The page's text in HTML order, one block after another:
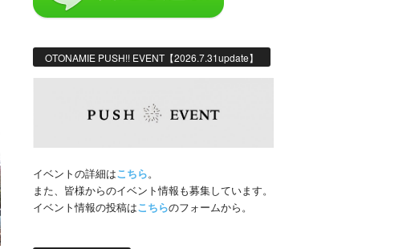
OTONAMIE PUSH!! EVENT【2026.7.31update】
イベントの詳細はこちら。
また、皆様からのイベント情報も募集しています。
イベント情報の投稿はこちらのフォームから。